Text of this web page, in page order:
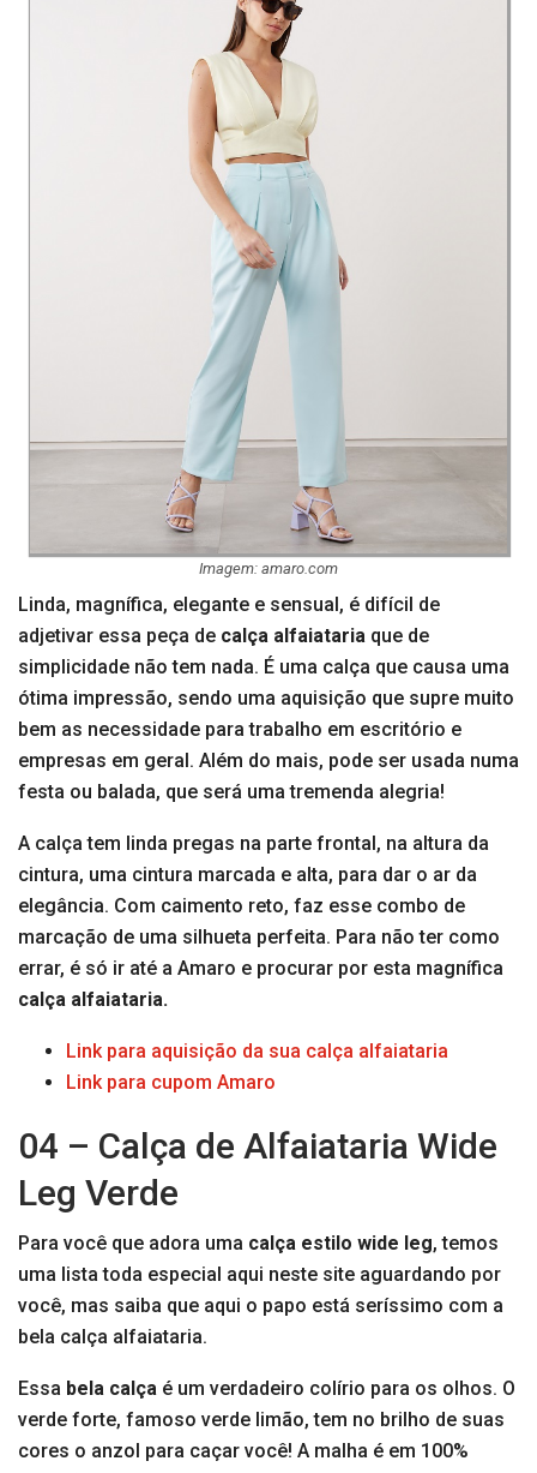
Imagem: amaro.com
Linda, magnífica, elegante e sensual, é difícil de
adjetivar essa peça de calça alfaiataria que de
simplicidade não tem nada. É uma calça que causa uma
ótima impressão, sendo uma aquisição que supre muito
bem as necessidade para trabalho em escritório e
empresas em geral. Além do mais, pode ser usada numa
festa ou balada, que será uma tremenda alegria!
A calça tem linda pregas na parte frontal, na altura da
cintura, uma cintura marcada e alta, para dar o ar da
elegância. Com caimento reto, faz esse combo de
marcação de uma silhueta perfeita. Para não ter como
errar, é só ir até a Amaro e procurar por esta magnífica
calça alfaiataria.
Link para aquisição da sua calça alfaiataria
Link para cupom Amaro
04 – Calça de Alfaiataria Wide
Leg Verde
Para você que adora uma calça estilo wide leg, temos
uma lista toda especial aqui neste site aguardando por
você, mas saiba que aqui o papo está seríssimo com a
bela calça alfaiataria.
Essa bela calça é um verdadeiro colírio para os olhos. O
verde forte, famoso verde limão, tem no brilho de suas
cores o anzol para caçar você! A malha é em 100%